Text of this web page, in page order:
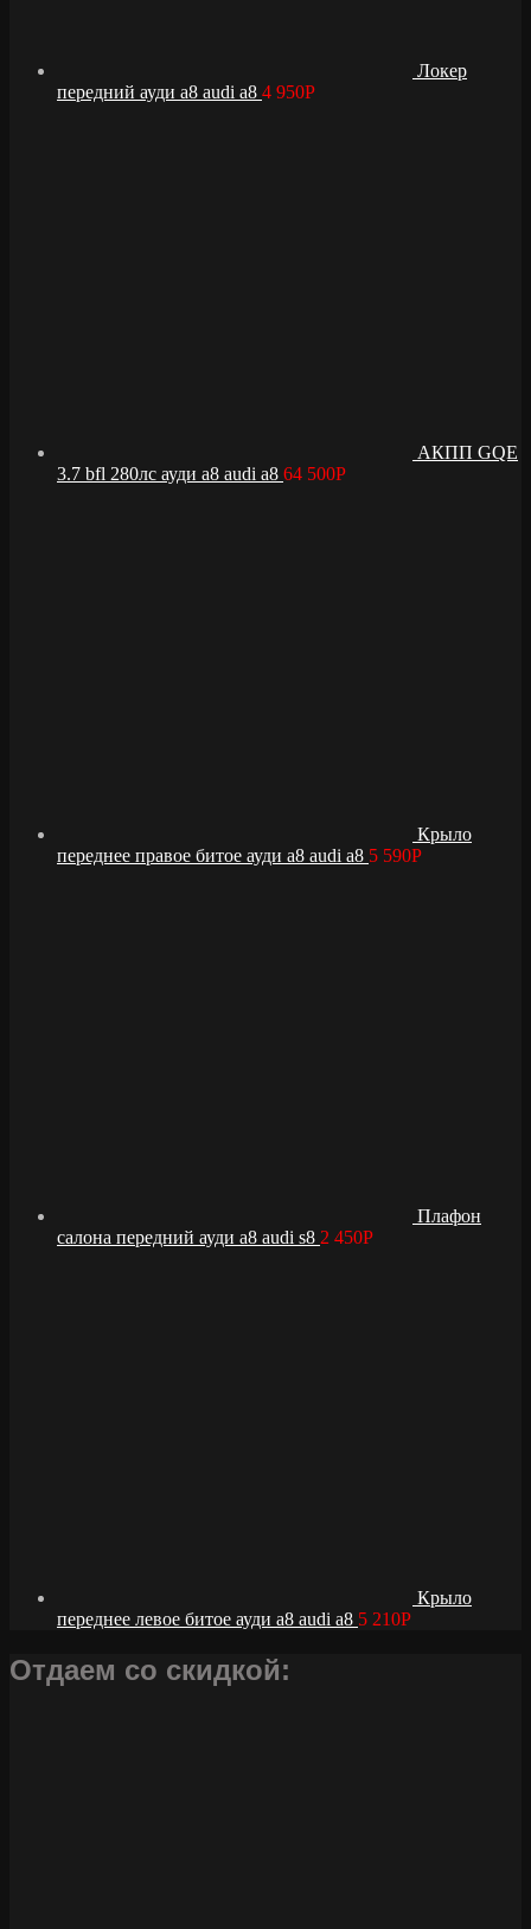
Локер
передний ауди а8 audi a8 4 950Р
АКПП GQE
3.7 bfl 280лс ауди а8 audi a8 64 500Р
Крыло
переднее правое битое ауди а8 audi a8 5 590Р
Плафон
салона передний ауди а8 audi s8 2 450Р
Крыло
переднее левое битое ауди а8 audi a8 5 210Р
Отдаем со скидкой: